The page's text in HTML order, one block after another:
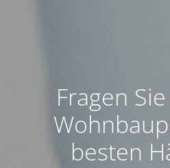
Fragen
besten